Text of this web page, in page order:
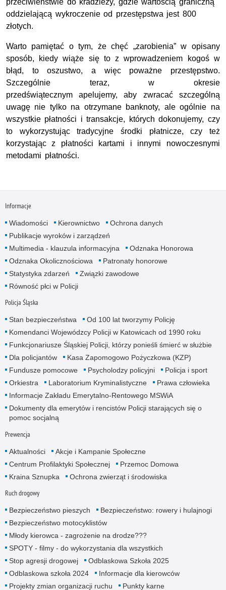
oddzielającą wykroczenie od przestępstwa jest 800
złotych.
Warto pamiętać o tym, że chęć „zarobienia” w opisany
sposób, kiedy wiąże się to z wprowadzeniem kogoś w
błąd, to oszustwo, a więc poważne przestępstwo.
Szczególnie teraz, w okresie
przedświątecznym apelujemy, aby zwracać szczególną
uwagę nie tylko na otrzymane banknoty, ale ogólnie na
wszystkie płatności i transakcje, których dokonujemy, czy
to wykorzystując tradycyjne środki płatnicze, czy też
korzystając z płatności kartami i innymi nowoczesnymi
metodami płatności.
Informacje
Wiadomości Kierownictwo
Ochrona danych
Publikacje wyroków i zarządzeń
Multimedia - klauzula informacyjna
Odznaka Honorowa
Odznaka Okolicznościowa
Patronaty honorowe
Statystyka zdarzeń
Związki zawodowe
Równość płci w Policji
Policja Śląska
Stan bezpieczeństwa
Od 100 lat tworzymy Policję
Komendanci Wojewódzcy Policji w Katowicach od 1990 roku
Funkcjonariusze Śląskiej Policji, którzy ponieśli śmierć w służbie
Dla policjantów
Kasa Zapomogowo Pożyczkowa (KZP)
Fundusze pomocowe
Psycholodzy policyjni
Policja i sport
Orkiestra
Laboratorium Kryminalistyczne
Prawa człowieka
Informacje Zakładu Emerytalno-Rentowego MSWiA
Dokumenty dla emerytów i rencistów Policji starających się o
pomoc socjalną
Prewencja
Aktualności
Akcje i Kampanie Społeczne
Centrum Profilaktyki Społecznej
Przemoc Domowa
Kraina Sznupka
Ochrona zwierząt i środowiska
Ruch drogowy
Bezpieczeństwo pieszych
Bezpieczeństwo: rowery i hulajnogi
Bezpieczeństwo motocyklistów
Młody kierowca - zagrożenie na drodze???
SPOTY - filmy - do wykorzystania dla wszystkich
Stop agresji drogowej
Odblaskowa Szkoła 2025
Odblaskowa szkoła 2024
Informacje dla kierowców
Projekty zmian organizacji ruchu
Punkty karne